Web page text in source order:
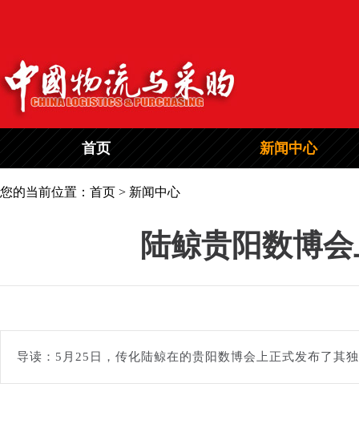
首页 新闻中心
您的当前位置：首页 > 新闻中心
陆鲸贵阳数博
导读：5月25日，传化陆鲸在的贵阳数博会上正式发布了